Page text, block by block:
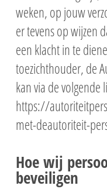
weken, op jouw
er tevens op wijzen
een klacht in te
toezichthouder, de
kan via de volgende
https://
met-deautoriteit-
Hoe wij
beveiligen